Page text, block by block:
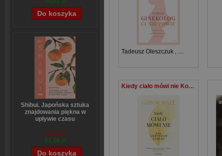
Shibui. Japońska sztuka
znajdowania piękna w
upływie czasu
64,13 zł
54,66 zł
Tadeusz Oleszczuk
Kiedy ciało mówi nie Koszty ukrytego stresu